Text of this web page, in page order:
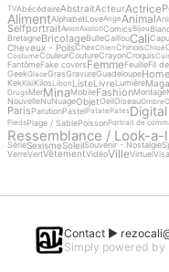
TVAbécédaireAbstraitActeurActrice
AlimentAlphabetLoveAnge Animal
SelfportraitAvionAxolotlComicsBijou
BretagneBricolageBulleCaillouCaliCapu
Cheveux - PoilsChexChienChinoisChloé
CostumeCouleurCoutureCrayonCroquis
FantômeFake coversFemmeFeuilleFil
GeekGlaceGrasGravureGuadeloupeHome
KekKikiKilosLibon ListeLivreLumière
DrugsMerMinaMobileFashionMontage
NouvelleNuNuageObjetOeilOiseauOmbre
ParisParutionPastelPatatePates
PiedsPlage / SablePoissonPortrait de
Ressemblance / Look-a-
SérieSexismeSoleilSouvenir - Nostalgie
VerreVertVêtementVidéoVilleVirtuel
Contact ►
Simply powered